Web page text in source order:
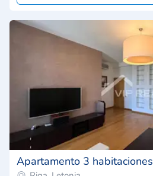
Apartamento 3 habitaciones